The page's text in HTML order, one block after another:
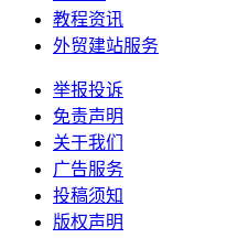
教程资讯
外贸建站服务
举报投诉
免责声明
关于我们
广告服务
投稿须知
版权声明